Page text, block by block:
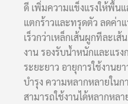
ดี เพิ่มความแข็งแรงให้พื้น
แตกร้าวและทรุดตัว ลดค่าแ
เร็วกว่าเหล็กเส้นผูกทีละเ
งาน รองรับน้ำหนักและแร
ระยะยาว อายุการใช้งานย
บำรุง ความหลากหลายในก
สามารถใช้งานได้หลากหล